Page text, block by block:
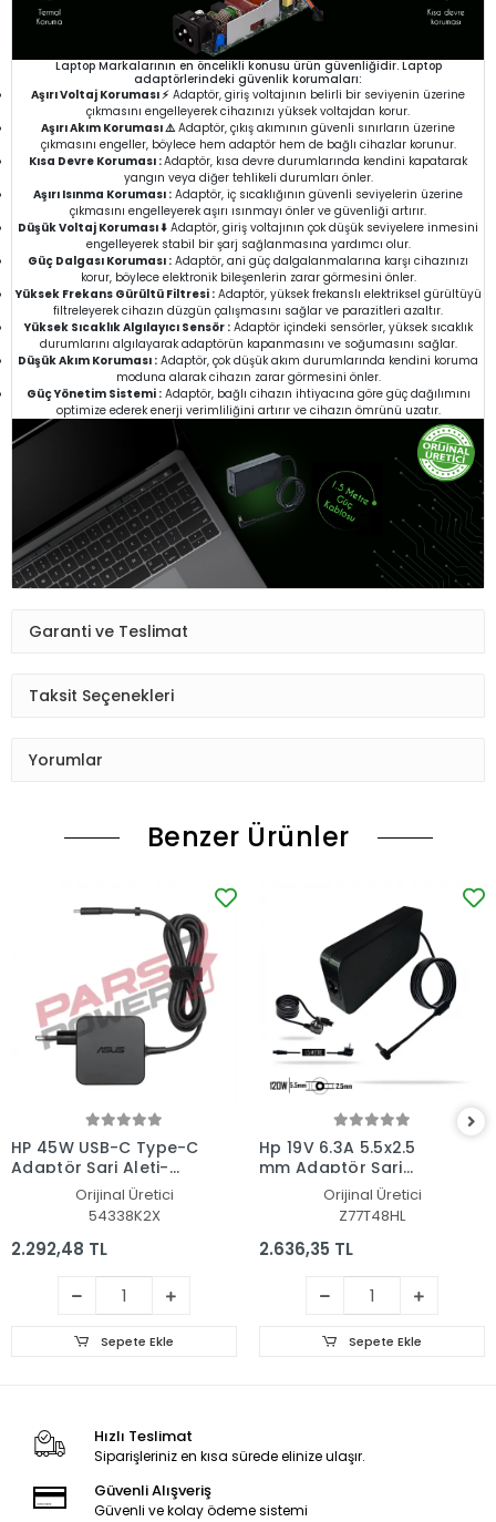
Laptop Markalarının en öncelikli konusu ürün güvenliğidir. Laptop
adaptörlerindeki güvenlik korumaları:
Aşırı Voltaj Koruması ⚡ Adaptör, giriş voltajının belirli bir seviyenin üzerine
çıkmasını engelleyerek cihazınızı yüksek voltajdan korur.
Aşırı Akım Koruması ⚠️Adaptör, çıkış akımının güvenli sınırların üzerine
çıkmasını engeller, böylece hem adaptör hem de bağlı cihazlar korunur.
Kısa Devre Koruması :Adaptör, kısa devre durumlarında kendini kapatarak
yangın veya diğer tehlikeli durumları önler.
Aşırı Isınma Koruması : Adaptör, iç sıcaklığının güvenli seviyelerin üzerine
çıkmasını engelleyerek aşırı ısınmayı önler ve güvenliği artırır.
Düşük Voltaj Koruması ⬇️ Adaptör, giriş voltajının çok düşük seviyelere inmesini
engelleyerek stabil bir şarj sağlanmasına yardımcı olur.
Güç Dalgası Koruması : Adaptör, ani güç dalgalanmalarına karşı cihazınızı
korur, böylece elektronik bileşenlerin zarar görmesini önler.
Yüksek Frekans Gürültü Filtresi :Adaptör, yüksek frekanslı elektriksel gürültüyü
filtreleyerek cihazın düzgün çalışmasını sağlar ve parazitleri azaltır.
Yüksek Sıcaklık Algılayıcı Sensör :Adaptör içindeki sensörler, yüksek sıcaklık
durumlarını algılayarak adaptörün kapanmasını ve soğumasını sağlar.
Düşük Akım Koruması : Adaptör, çok düşük akım durumlarında kendini koruma
moduna alarak cihazın zarar görmesini önler.
Güç Yönetim Sistemi :Adaptör, bağlı cihazın ihtiyacına göre güç dağılımını
optimize ederek enerji verimliliğini artırır ve cihazın ömrünü uzatır.
Garanti ve Teslimat
Taksit Seçenekleri
Yorumlar
Benzer Ürünler
HP 45W USB-C Type-C
Adaptör Şarj Aleti-
Orijinal Üretici
54338K2X
2.292,48 TL
Sepete Ekle
Hp 19V 6.3A 5.5x2.5
mm Adaptör Şarj
Aleti-CihazıOrijinal Üretici
Z77T48HL
2.636,35 TL
Sepete Ekle
Hızlı Teslimat
Siparişleriniz en kısa sürede elinize ulaşır.
Güvenli Alışveriş
Güvenli ve kolay ödeme sistemi